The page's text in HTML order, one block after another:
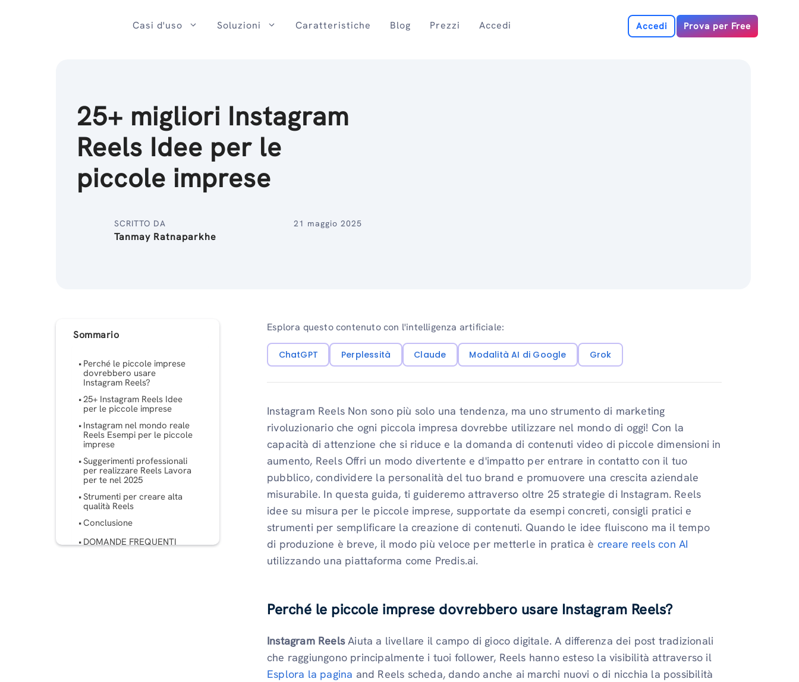
Casi d'uso Soluzioni Caratteristiche Blog Prezzi Accedi Accedi Prova per Free
25+ migliori Instagram
Reels Idee per le
piccole imprese
SCRITTO DA
Tanmay Ratnaparkhe
21 maggio 2025
Sommario
Perché le piccole imprese
dovrebbero usare
Instagram Reels?
25+ Instagram Reels Idee
per le piccole imprese
Instagram nel mondo reale
Reels Esempi per le piccole
imprese
Suggerimenti professionali
per realizzare Reels Lavora
per te nel 2025
Strumenti per creare alta
qualità Reels
Conclusione
DOMANDE FREQUENTI
Esplora questo contenuto con l'intelligenza artificiale:
ChatGPT Perplessità Claude Modalità AI di Google Grok
Instagram Reels Non sono più solo una tendenza, ma uno strumento di marketing
rivoluzionario che ogni piccola impresa dovrebbe utilizzare nel mondo di oggi! Con la
capacità di attenzione che si riduce e la domanda di contenuti video di piccole dimensioni in
aumento, Reels Offri un modo divertente e d'impatto per entrare in contatto con il tuo
pubblico, condividere la personalità del tuo brand e promuovere una crescita aziendale
misurabile. In questa guida, ti guideremo attraverso oltre 25 strategie di Instagram. Reels
idee su misura per le piccole imprese, supportate da esempi concreti, consigli pratici e
strumenti per semplificare la creazione di contenuti. Quando le idee fluiscono ma il tempo
di produzione è breve, il modo più veloce per metterle in pratica è creare reels con AI
utilizzando una piattaforma come Predis.ai.
Perché le piccole imprese dovrebbero usare Instagram Reels?
Instagram ReelsAiuta a livellare il campo di gioco digitale. A differenza dei post tradizionali
che raggiungono principalmente i tuoi follower, Reels hanno esteso la visibilità attraverso il
Esplora la pagina and Reels scheda, dando anche ai marchi nuovi o di nicchia la possibilità